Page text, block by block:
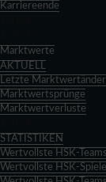
Karriereende
Marktwerte
AKTUELL
Letzte
Marktwertsprünge
Marktwertverluste
STATISTIKEN
Wertvollste HSK-Teams
Wertvollste HSK-